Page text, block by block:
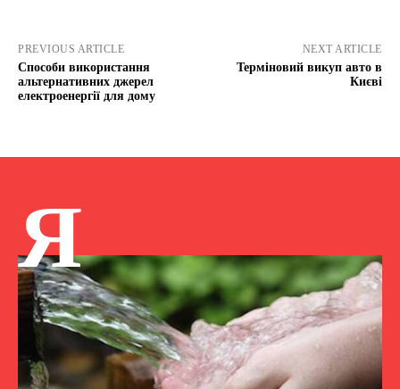
PREVIOUS ARTICLE
Способи використання
альтернативних джерел
електроенергії для дому
NEXT ARTICLE
Терміновий викуп авто в
Києві
Я